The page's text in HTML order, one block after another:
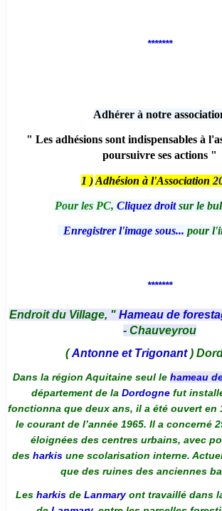
*******
Adhérer à notre
" Les adhésions sont indispensables à
poursuivre ses actions "
1 ) Adhésion à l'Association
Pour les PC, Cliquez droitsur le
Enregistrer l'image sous... pour
*******
Endroit du Village, " Hameau de
- Chauveyrou
(Antonne et Trigonant)
Dans la région Aquitaine seul le hameau
département de la Dordogne fut
fonctionna que deux ans, il a été ouvert en
le courant de l’année 1965. Il a concerné
éloignées des centres urbains, avec
des harkis une scolarisation interne.
que des ruines des anciennes
Les harkis de Lanmaryont travaillé dans